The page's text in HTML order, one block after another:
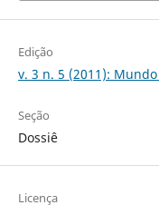
Edição
v. 3 n. 5 (2011):
Seção
Dossiê
Licença